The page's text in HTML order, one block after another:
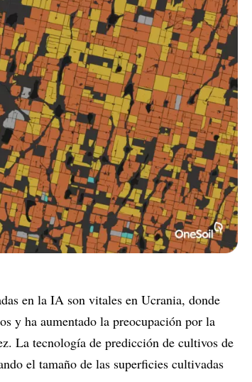
en la IA son vitales en Ucrania, donde
y ha aumentado la preocupación por la
La tecnología de predicción de cultivos de
el tamaño de las superficies cultivadas